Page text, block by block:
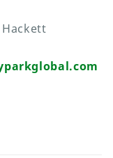
Hackett